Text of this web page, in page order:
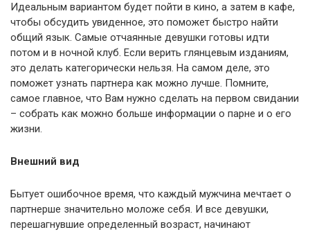
Идеальным вариантом будет пойти в кино, а затем в кафе,
чтобы обсудить увиденное, это поможет быстро найти
общий язык. Самые отчаянные девушки готовы идти
потом и в ночной клуб. Если верить глянцевым изданиям,
это делать категорически нельзя. На самом деле, это
поможет узнать партнера как можно лучше. Помните,
самое главное, что Вам нужно сделать на первом свидании
– собрать как можно больше информации о парне и о его
жизни.
Внешний вид
Бытует ошибочное время, что каждый мужчина мечтает о
партнерше значительно моложе себя. И все девушки,
перешагнувшие определенный возраст, начинают